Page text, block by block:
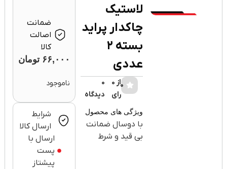
لاستیک
چاکدار پراید
بسته ۲
عددی
0 از 0
رای
0
دیدگاه
ویژگی های محصول
با دوسال ضمانت
بی قید و شرط
ضمانت
اصالت
کالا
۶۶,۰۰۰ تومان
ناموجود
شرایط
ارسال کالا
ارسال با
پست
پیشتاز